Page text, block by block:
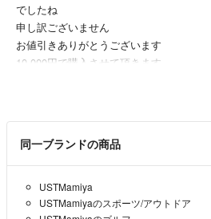
でしたね
申し訳ございません
お値引きありがとうございます
10,000円で購入させて頂きます
販売価格の変更後での購入でよろしいで
ｏｓｓｈｙ様
再度確認致しました。目立った不具合は
は、覚えている限り3回以下だったと思
願い致します。
同一ブランドの商品
USTMamiya
USTMamiyaのスポーツ/アウトドア